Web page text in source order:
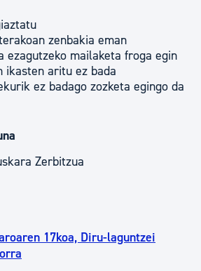
zenbakia eman
ezagutzeko mailaketa froga egin
ikasten aritu ez bada
ez badago zozketa egingo da
Zerbitzua
17koa, Diru-laguntzei